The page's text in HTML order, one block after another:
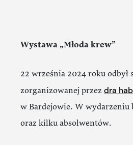
Wystawa „Młoda krew”
22 września 2024 roku odbył
zorganizowanej przez dra
w Bardejowie. W wydarzeniu
oraz kilku absolwentów.